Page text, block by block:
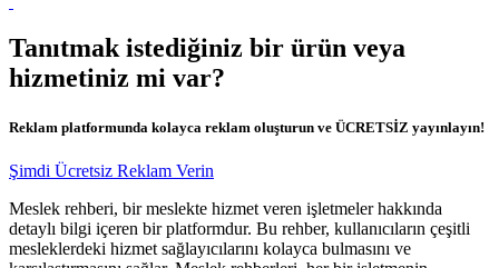
Tanıtmak istediğiniz bir ürün veya
hizmetiniz mi var?
Reklam platformunda kolayca reklam oluşturun ve ÜCRETSİZ yayınlayın!
Şimdi Ücretsiz Reklam Verin
Meslek rehberi, bir meslekte hizmet veren işletmeler hakkında
detaylı bilgi içeren bir platformdur. Bu rehber, kullanıcıların çeşitli
mesleklerdeki hizmet sağlayıcılarını kolayca bulmasını ve